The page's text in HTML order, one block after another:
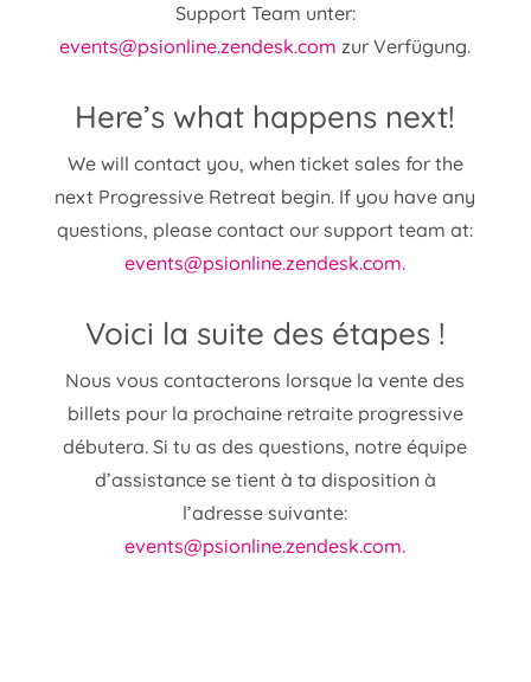
Support Team unter:
events@psionline.zendesk.com zur Verfügung.
Here’s what happens next!
We will contact you, when ticket sales for the
next Progressive Retreat begin. If you have any
questions, please contact our support team at:
events@psionline.zendesk.com.
Voici la suite des étapes !
Nous vous contacterons lorsque la vente des
billets pour la prochaine retraite progressive
débutera. Si tu as des questions, notre équipe
d’assistance se tient à ta disposition à
l’adresse suivante:
events@psionline.zendesk.com.